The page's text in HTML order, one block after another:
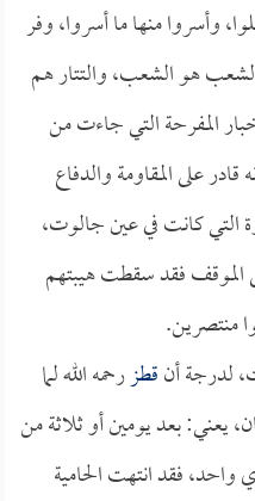
وأسروا منها ما أسروا، وفر
هو الشعب، والتتار هم
المفرحة التي جاءت من
على المقاومة والدفاع
التي كانت في عين جالوت،
الموقف فقد سقطت هيبتهم
منتصرين.
لدرجة أنقطزرحمه الله لما
في يوم (30) رمضان، يعني: بعد يومين أو ثلاثة من
فقد انتهت الحامية